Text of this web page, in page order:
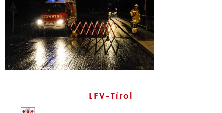
LFV-Tirol